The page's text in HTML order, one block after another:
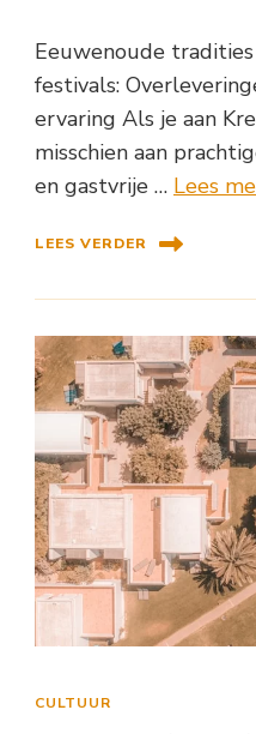
Eeuwenoude
festivals:
ervaring Als je aan
misschien aan
en gastvrije … Lees
LEES VERDER
CULTUUR